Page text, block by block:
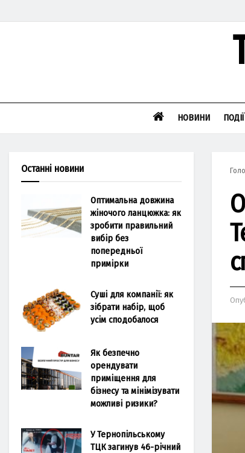
НОВИНИ ПОДІЇ
Останні новини
Оптимальна довжина
жіночого ланцюжка: як
зробити правильний
вибір без
попередньої
примірки
Суші для компанії: як
зібрати набір, щоб
усім сподобалося
Як безпечно
орендувати
приміщення для
бізнесу та мінімізувати
можливі ризики?
У Тернопільському
ТЦК загинув 46-річний